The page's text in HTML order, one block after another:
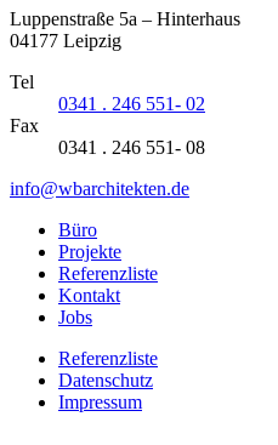
Luppenstraße 5a – Hinterhaus
04177 Leipzig
Tel
0341 . 246 551- 02
Fax
0341 . 246 551- 08
info@wbarchitekten.de
Büro
Projekte
Referenzliste
Kontakt
Jobs
Referenzliste
Datenschutz
Impressum